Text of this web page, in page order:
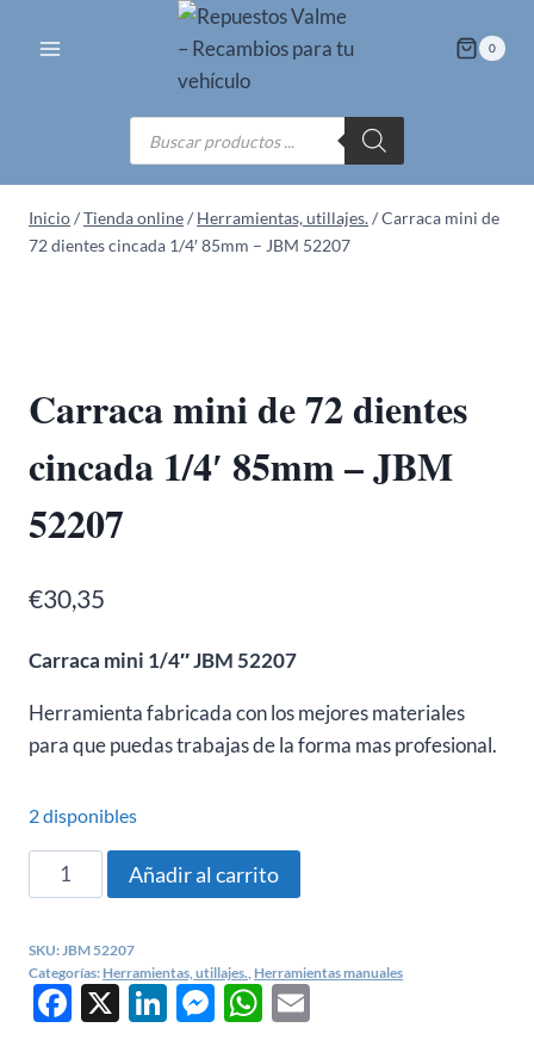
0
Búsqueda
de
productos
Inicio/Tienda online/ Herramientas, utillajes./Carraca mini de
72 dientes cincada 1/4′ 85mm – JBM 52207
Carraca mini de 72 dientes
cincada 1/4′ 85mm – JBM
52207
€30,35
Carraca mini 1/4″ JBM 52207
Herramienta fabricada con los mejores materiales
para que puedas trabajas de la forma mas profesional.
2 disponibles
Carraca
mini
72
dientes
cincada
Añadir al carrito
SKU: JBM 52207
Categorías: Herramientas, utillajes. Herramientas manuales
Facebook
X LinkedIn
Messenger
WhatsApp